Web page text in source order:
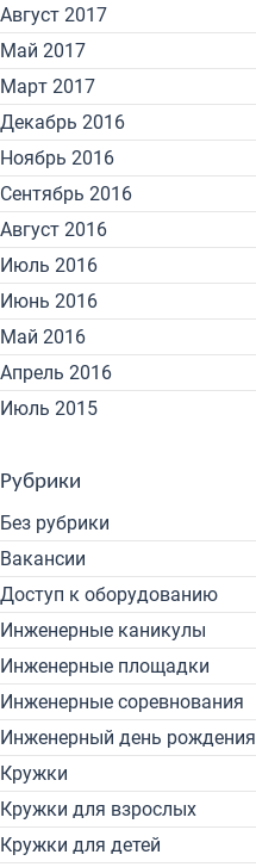
Август 2017
Май 2017
Март 2017
Декабрь 2016
Ноябрь 2016
Сентябрь 2016
Август 2016
Июль 2016
Июнь 2016
Май 2016
Апрель 2016
Июль 2015
Рубрики
Без рубрики
Вакансии
Доступ к оборудованию
Инженерные каникулы
Инженерные площадки
Инженерные соревнования
Инженерный день рождения
Кружки
Кружки для взрослых
Кружки для детей